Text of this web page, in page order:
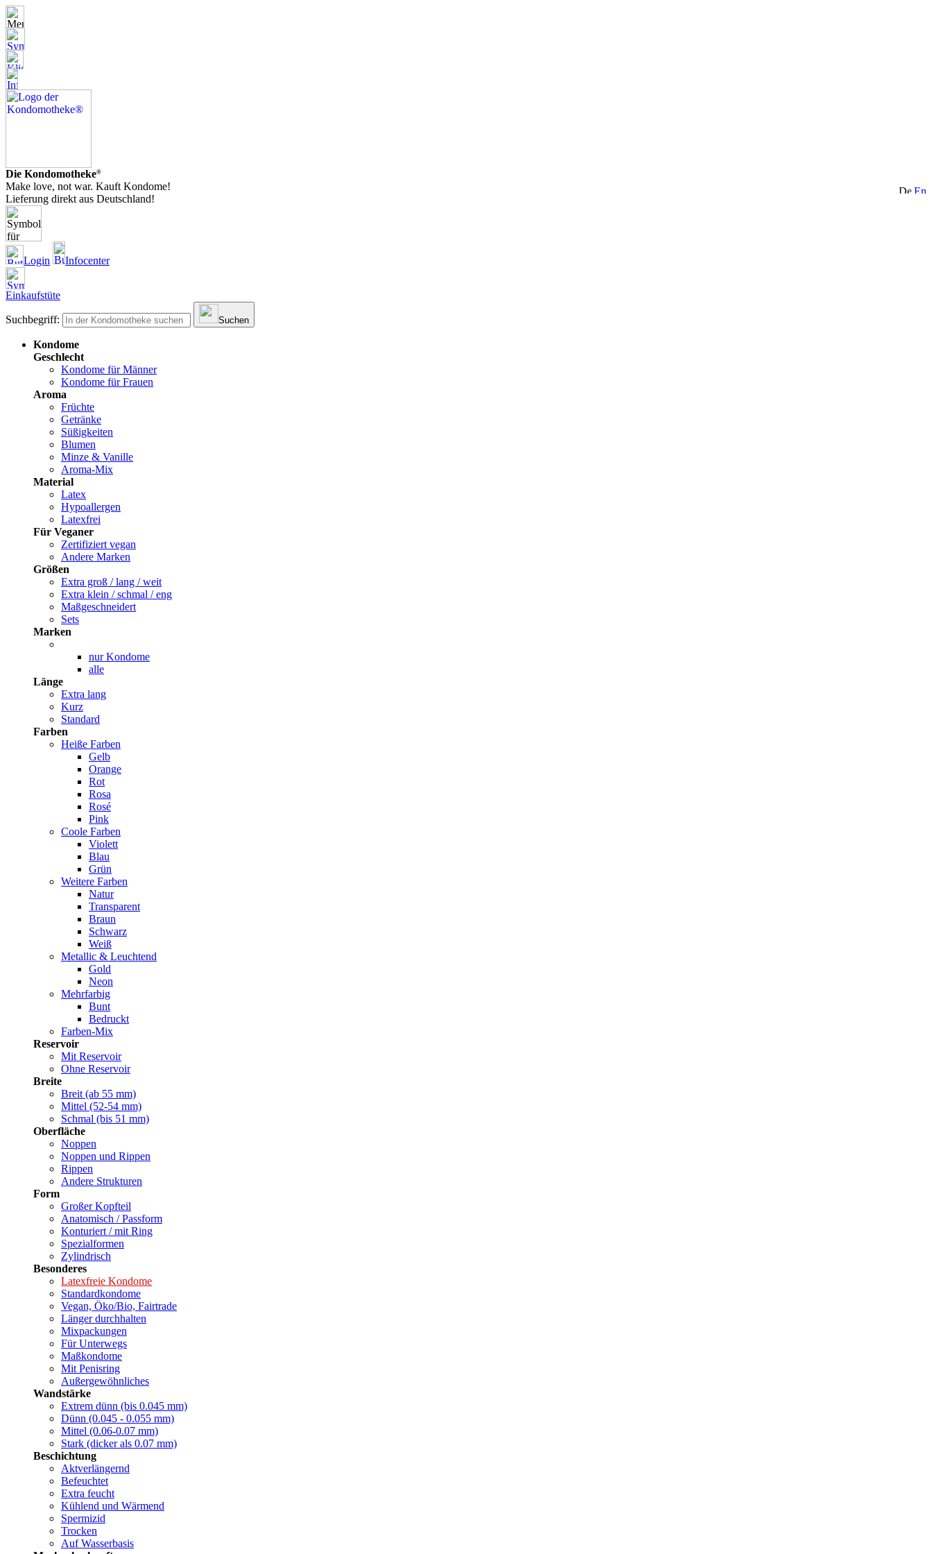
Die Kondomotheke®
Make love, not war. Kauft Kondome!
Lieferung direkt aus Deutschland!
Login Infocenter
Einkaufstüte
Suchbegriff: Suchen
Kondome
Geschlecht
Kondome für Männer
Kondome für Frauen
Aroma
Früchte
Getränke
Süßigkeiten
Blumen
Minze & Vanille
Aroma-Mix
Material
Latex
Hypoallergen
Latexfrei
Für Veganer
Zertifiziert vegan
Andere Marken
Größen
Extra groß / lang / weit
Extra klein / schmal / eng
Maßgeschneidert
Sets
Marken
nur Kondome
alle
Länge
Extra lang
Kurz
Standard
Farben
Heiße Farben
Gelb
Orange
Rot
Rosa
Rosé
Pink
Coole Farben
Violett
Blau
Grün
Weitere Farben
Natur
Transparent
Braun
Schwarz
Weiß
Metallic & Leuchtend
Gold
Neon
Mehrfarbig
Bunt
Bedruckt
Farben-Mix
Reservoir
Mit Reservoir
Ohne Reservoir
Breite
Breit (ab 55 mm)
Mittel (52-54 mm)
Schmal (bis 51 mm)
Oberfläche
Noppen
Noppen und Rippen
Rippen
Andere Strukturen
Form
Großer Kopfteil
Anatomisch / Passform
Konturiert / mit Ring
Spezialformen
Zylindrisch
Besonderes
Latexfreie Kondome
Standardkondome
Vegan, Öko/Bio, Fairtrade
Länger durchhalten
Mixpackungen
Für Unterwegs
Maßkondome
Mit Penisring
Außergewöhnliches
Wandstärke
Extrem dünn (bis 0.045 mm)
Dünn (0.045 - 0.055 mm)
Mittel (0.06-0.07 mm)
Stark (dicker als 0.07 mm)
Beschichtung
Aktverlängernd
Befeuchtet
Extra feucht
Kühlend und Wärmend
Spermizid
Trocken
Auf Wasserbasis